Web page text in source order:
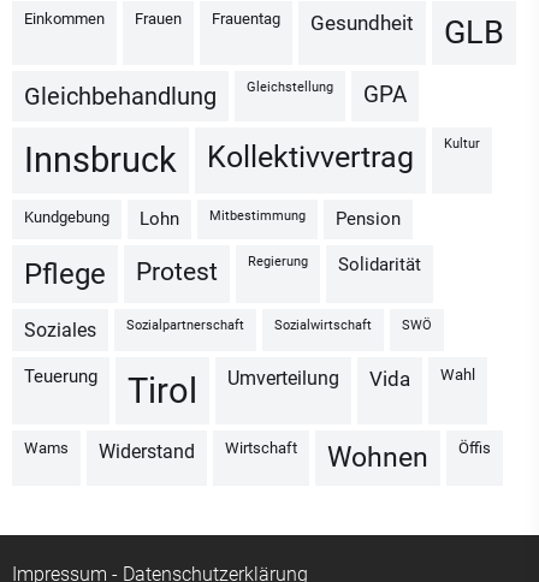
Einkommen Frauen Frauentag Gesundheit GLB
Gleichbehandlung Gleichstellung GPA
Innsbruck Kollektivvertrag Kultur
Kundgebung Lohn Mitbestimmung Pension
Pflege Protest Regierung Solidarität
Soziales Sozialpartnerschaft Sozialwirtschaft SWÖ
Teuerung Tirol Umverteilung vida Wahl
Wams Widerstand Wirtschaft Wohnen Öffis
Impressum - Datenschutzerklärung